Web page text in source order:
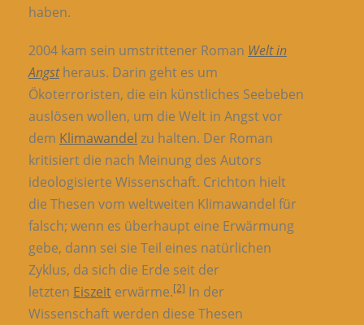
haben.
2004 kam sein umstrittener Roman Welt in
Angstheraus. Darin geht es um
Ökoterroristen, die ein künstliches Seebeben
auslösen wollen, um die Welt in Angst vor
dem Klimawandel zu halten. Der Roman
kritisiert die nach Meinung des Autors
ideologisierte Wissenschaft. Crichton hielt
die Thesen vom weltweiten Klimawandel für
falsch; wenn es überhaupt eine Erwärmung
gebe, dann sei sie Teil eines natürlichen
Zyklus, da sich die Erde seit der
letzten Eiszeit erwärme.[2] In der
Wissenschaft werden diese Thesen